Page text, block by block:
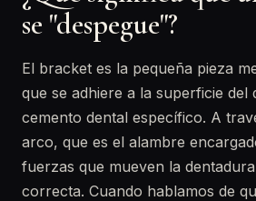
se "despegue"?
El bracket es la pequeña pieza
que se adhiere a la superficie del
cemento dental específico. A
arco, que es el alambre
fuerzas que mueven la
correcta. Cuando hablamos de